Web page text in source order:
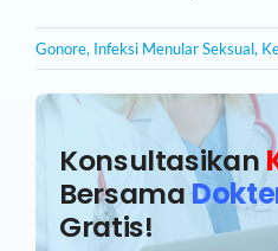
Gonore, Infeksi Menular Seksual,
Konsultasikan
Bersama
Gratis!